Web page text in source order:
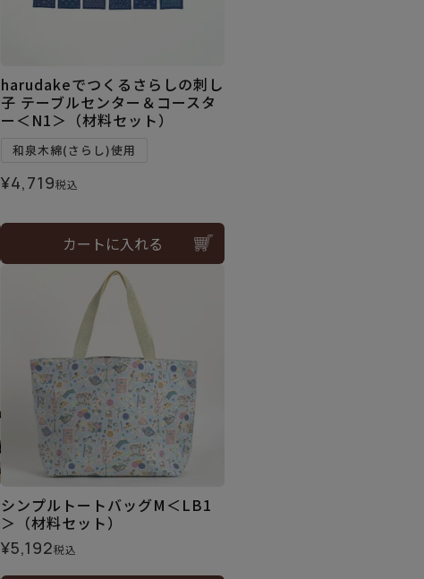
harudakeでつくるさらしの刺し
子 テーブルセンター＆コースタ
ー＜N1＞（材料セット）
和泉木綿(さらし)使用
¥4,719税込
カートに入れる
シンプルトートバッグM＜LB1
＞（材料セット）
¥5,192税込